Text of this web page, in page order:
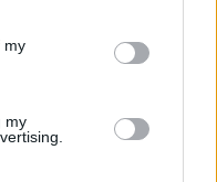
my
my
δήλωση